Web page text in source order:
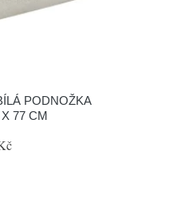
PODNOŽKA
77 CM